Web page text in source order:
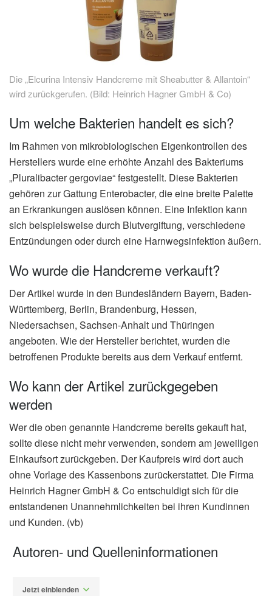
Die „Elcurina Intensiv Handcreme mit Sheabutter & Allantoin“
wird zurückgerufen. (Bild: Heinrich Hagner GmbH & Co)
Um welche Bakterien handelt es sich?
Im Rahmen von mikrobiologischen Eigenkontrollen des
Herstellers wurde eine erhöhte Anzahl des Bakteriums
„Pluralibacter gergoviae“ festgestellt. Diese Bakterien
gehören zur Gattung Enterobacter, die eine breite Palette
an Erkrankungen auslösen können. Eine Infektion kann
sich beispielsweise durch Blutvergiftung, verschiedene
Entzündungen oder durch eine Harnwegsinfektion äußern.
Wo wurde die Handcreme verkauft?
Der Artikel wurde in den Bundesländern Bayern, Baden-
Württemberg, Berlin, Brandenburg, Hessen,
Niedersachsen, Sachsen-Anhalt und Thüringen
angeboten. Wie der Hersteller berichtet, wurden die
betroffenen Produkte bereits aus dem Verkauf entfernt.
Wo kann der Artikel zurückgegeben
werden
Wer die oben genannte Handcreme bereits gekauft hat,
sollte diese nicht mehr verwenden, sondern am jeweiligen
Einkaufsort zurückgeben. Der Kaufpreis wird dort auch
ohne Vorlage des Kassenbons zurückerstattet. Die Firma
Heinrich Hagner GmbH & Co entschuldigt sich für die
entstandenen Unannehmlichkeiten bei ihren Kundinnen
und Kunden. (vb)
Autoren- und Quelleninformationen
Jetzt einblenden